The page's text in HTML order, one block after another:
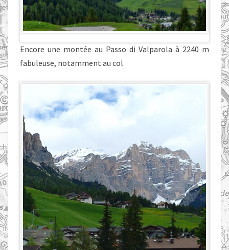
Encore une montée au Passo di Valparola à 2240 m
fabuleuse, notamment au col